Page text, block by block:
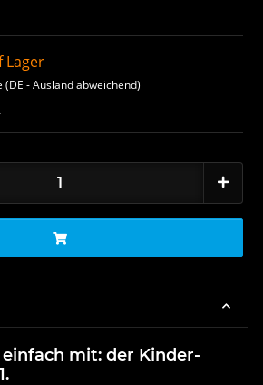
Lager
(DE - Ausland abweichend)
mit: der Kinder-